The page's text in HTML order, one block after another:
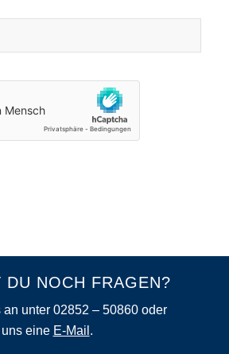
DU NOCH FRAGEN?
an unter 02852 – 50860 oder
eine E-Mail .